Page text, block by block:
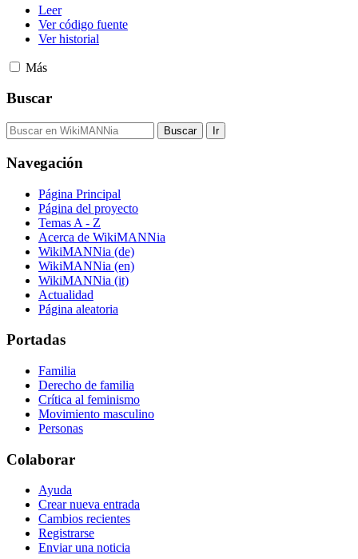
Leer
Ver código fuente
Ver historial
Más
Buscar
Navegación
Página Principal
Página del proyecto
Temas A - Z
Acerca de WikiMANNia
WikiMANNia (de)
WikiMANNia (en)
WikiMANNia (it)
Actualidad
Página aleatoria
Portadas
Familia
Derecho de familia
Crítica al feminismo
Movimiento masculino
Personas
Colaborar
Ayuda
Crear nueva entrada
Cambios recientes
Registrarse
Enviar una noticia